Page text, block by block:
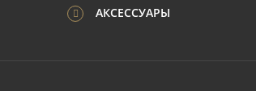
АКСЕССУАРЫ